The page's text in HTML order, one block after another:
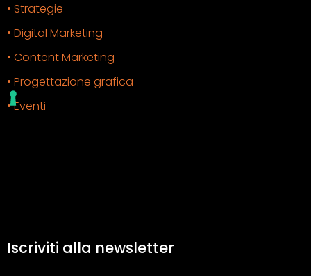
• Strategie
• Digital Marketing
• Content Marketing
• Progettazione grafica
• Eventi
Iscriviti alla newsletter